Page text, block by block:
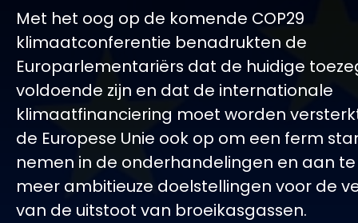
Met het oog op de komende COP29
klimaatconferentie benadrukten de
Europarlementariërs dat de huidige
voldoende zijn en dat de internationale
klimaatfinanciering moet worden
de Europese Unie ook op om een ferm
nemen in de onderhandelingen en aan
meer ambitieuze doelstellingen voor de
van de uitstoot van broeikasgassen.